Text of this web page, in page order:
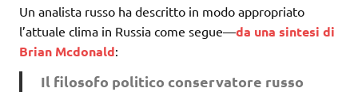
Un analista russo ha descritto in modo appropriato
l’attuale clima in Russia come segue—da una sintesi di
Brian Mcdonald:
Il filosofo politico conservatore russo